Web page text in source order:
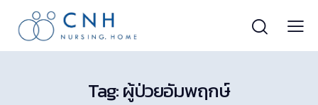
Tag: ผู้ป่วยอัมพฤกษ์